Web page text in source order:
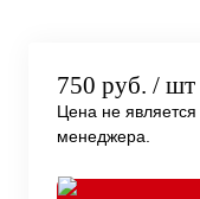
750 руб. / шт
Цена не является
менеджера.